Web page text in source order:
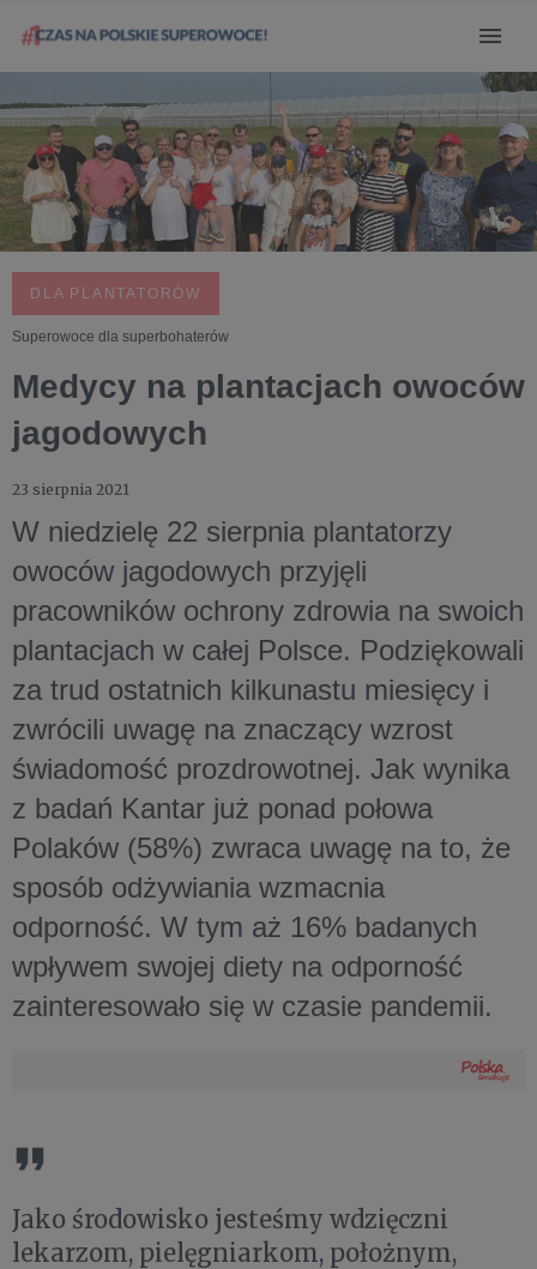
DLA PLANTATORÓW
Superowoce dla superbohaterów
Medycy na plantacjach owoców
jagodowych
23 sierpnia 2021
W niedzielę 22 sierpnia plantatorzy
owoców jagodowych przyjęli
pracowników ochrony zdrowia na swoich
plantacjach w całej Polsce. Podziękowali
za trud ostatnich kilkunastu miesięcy i
zwrócili uwagę na znaczący wzrost
świadomość prozdrowotnej. Jak wynika
z badań Kantar już ponad połowa
Polaków (58%) zwraca uwagę na to, że
sposób odżywiania wzmacnia
odporność. W tym aż 16% badanych
wpływem swojej diety na odporność
zainteresowało się w czasie pandemii.
Jako środowisko jesteśmy wdzięczni
lekarzom, pielęgniarkom, położnym,